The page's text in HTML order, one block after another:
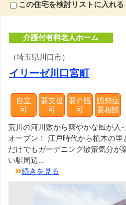
この住宅を検討リストに入れる
介護付有料老人ホーム
（埼玉県川口市）
イリーゼ川口宮町
自立
可
要支援
可
要介護
可
認知症
要相談
荒川の河川敷から爽やかな風が入
オープン！ 江戸時代から植木の
だけでもガーデニング散策気分が
い駅周辺...
続きを見る